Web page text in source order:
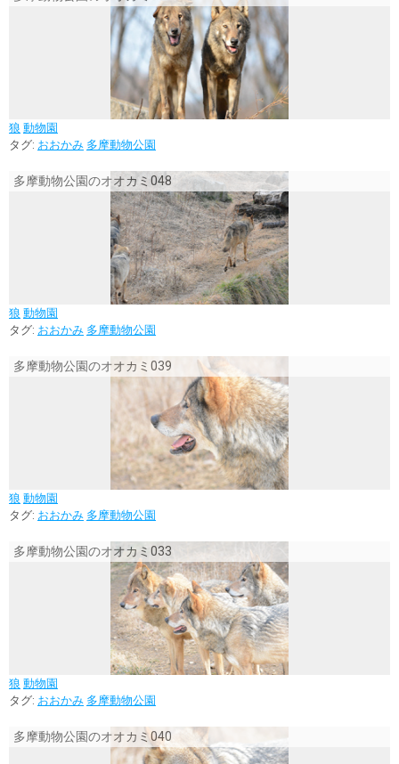
狼 動物園
タグ: おおかみ 多摩動物公園
多摩動物公園のオオカミ048
狼 動物園
タグ: おおかみ 多摩動物公園
多摩動物公園のオオカミ039
狼 動物園
タグ: おおかみ 多摩動物公園
多摩動物公園のオオカミ033
狼 動物園
タグ: おおかみ 多摩動物公園
多摩動物公園のオオカミ040